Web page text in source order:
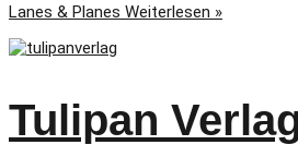
Lanes & Planes Weiterlesen »
Tulipan